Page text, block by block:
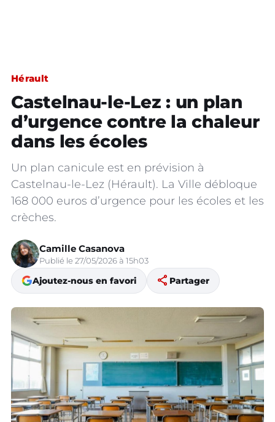
Hérault
Castelnau-le-Lez : un plan
d’urgence contre la chaleur
dans les écoles
Un plan canicule est en prévision à
Castelnau-le-Lez (Hérault). La Ville débloque
168 000 euros d’urgence pour les écoles et les
crèches.
Camille Casanova
Publié le 27/05/2026 à 15h03
Ajoutez-nous en favori share Partager